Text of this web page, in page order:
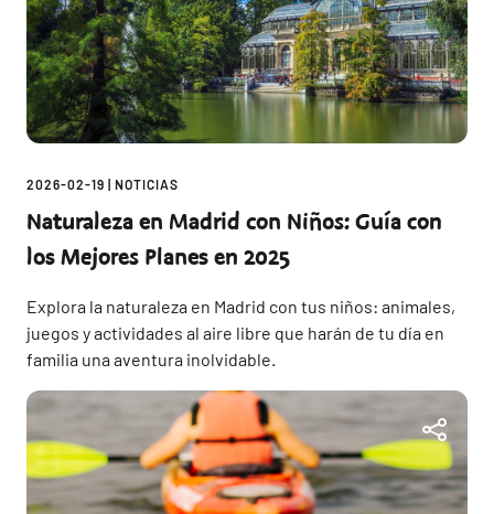
2026-02-19 NOTICIAS
Naturaleza en Madrid con Niños: Guía con
los Mejores Planes en 2025
Explora la naturaleza en Madrid con tus niños: animales,
juegos y actividades al aire libre que harán de tu día en
familia una aventura inolvidable.